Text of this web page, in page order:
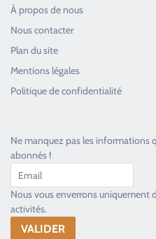
À propos de nous
Nous contacter
Plan du site
Mentions légales
Politique de confidentialité
Ne manquez pas les informations
abonnés !
Nous vous enverrons
activités.
Toujours heureux d'aider les